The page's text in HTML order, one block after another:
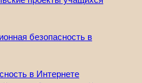
безопасность в